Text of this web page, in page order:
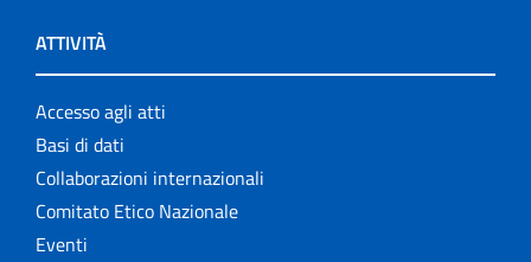
Strumenti di riferimento
The NECOBELAC project
ATTIVITÀ
Accesso agli atti
Basi di dati
Collaborazioni internazionali
Comitato Etico Nazionale
Eventi